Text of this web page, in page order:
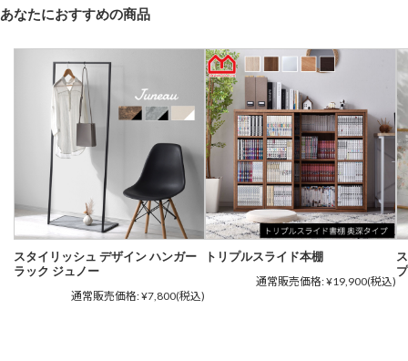
あなたにおすすめの商品
スタイリッシュ デザイン ハンガー
ラック ジュノー
通常販売価格:¥7,800(税込)
トリプルスライド本棚
通常販売価格:¥19,900(税込)
プ